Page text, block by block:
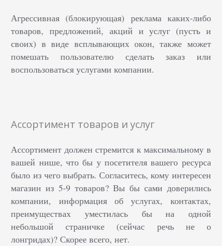
Агрессивная (блокирующая) реклама каких-либо
товаров, предложений, акций и услуг (пусть и
своих) в виде всплывающих окон, также может
помешать пользователю сделать заказ или
воспользоваться услугами компании.
Ассортимент товаров и услуг
Ассортимент должен стремится к максимальному в
вашей нише, что бы у посетителя вашего ресурса
было из чего выбрать. Согласитесь, кому интересен
магазин из 5-9 товаров? Вы бы сами доверились
компании, информация об услугах, контактах,
преимуществах уместилась бы на одной
небольшой страничке (сейчас речь не о
лонгридах)? Скорее всего, нет.